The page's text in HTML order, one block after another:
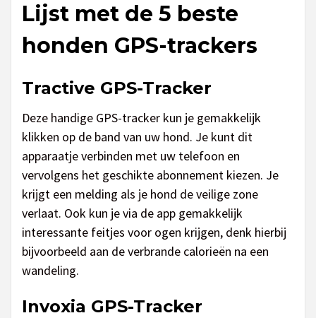
Lijst met de 5 beste
honden GPS-trackers
Tractive GPS-Tracker
Deze handige GPS-tracker kun je gemakkelijk
klikken op de band van uw hond. Je kunt dit
apparaatje verbinden met uw telefoon en
vervolgens het geschikte abonnement kiezen. Je
krijgt een melding als je hond de veilige zone
verlaat. Ook kun je via de app gemakkelijk
interessante feitjes voor ogen krijgen, denk hierbij
bijvoorbeeld aan de verbrande calorieën na een
wandeling.
Invoxia GPS-Tracker